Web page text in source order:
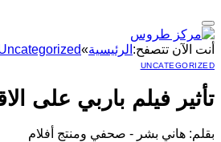
أنت الآن تتصفح: الرئيسية»
UNCATEGORIZED
تأثير فيلم باربي على
بقلم: هاني بشر - صحفي ومنتج أفلام